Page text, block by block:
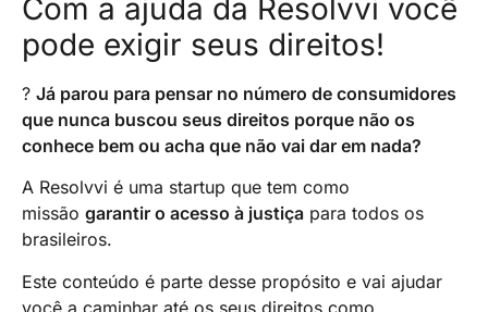
Com a ajuda da Resolvvi você
pode exigir seus direitos!
? Já parou para pensar no número de consumidores
que nunca buscou seus direitos porque não os
conhece bem ou acha que não vai dar em nada?
A Resolvvi é uma startup que tem como
missão garantir o acesso à justiça para todos os
brasileiros.
Este conteúdo é parte desse propósito e vai ajudar
você a caminhar até os seus direitos como